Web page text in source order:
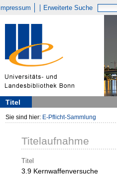
Impressum Erweiterte Suche
Titel
Sie sind hier: E-Pflicht-Sammlung
Titelaufnahme
Titel
3.9 Kernwaffenversuche